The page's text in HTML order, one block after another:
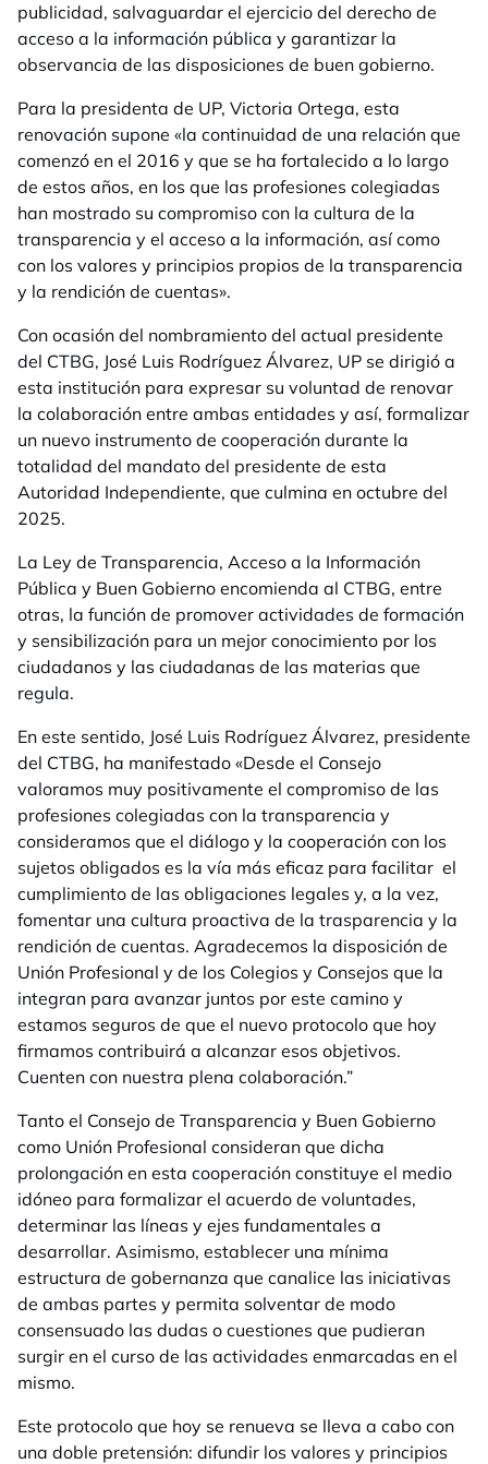
publicidad, salvaguardar el ejercicio del derecho de
acceso a la información pública y garantizar la
observancia de las disposiciones de buen gobierno.
Para la presidenta de UP, Victoria Ortega, esta
renovación supone «la continuidad de una relación que
comenzó en el 2016 y que se ha fortalecido a lo largo
de estos años, en los que las profesiones colegiadas
han mostrado su compromiso con la cultura de la
transparencia y el acceso a la información, así como
con los valores y principios propios de la transparencia
y la rendición de cuentas».
Con ocasión del nombramiento del actual presidente
del CTBG, José Luis Rodríguez Álvarez, UP se dirigió a
esta institución para expresar su voluntad de renovar
la colaboración entre ambas entidades y así, formalizar
un nuevo instrumento de cooperación durante la
totalidad del mandato del presidente de esta
Autoridad Independiente, que culmina en octubre del
2025.
La Ley de Transparencia, Acceso a la Información
Pública y Buen Gobierno encomienda al CTBG, entre
otras, la función de promover actividades de formación
y sensibilización para un mejor conocimiento por los
ciudadanos y las ciudadanas de las materias que
regula.
En este sentido, José Luis Rodríguez Álvarez, presidente
del CTBG, ha manifestado «Desde el Consejo
valoramos muy positivamente el compromiso de las
profesiones colegiadas con la transparencia y
consideramos que el diálogo y la cooperación con los
sujetos obligados es la vía más eficaz para facilitar el
cumplimiento de las obligaciones legales y, a la vez,
fomentar una cultura proactiva de la trasparencia y la
rendición de cuentas. Agradecemos la disposición de
Unión Profesional y de los Colegios y Consejos que la
integran para avanzar juntos por este camino y
estamos seguros de que el nuevo protocolo que hoy
firmamos contribuirá a alcanzar esos objetivos.
Cuenten con nuestra plena colaboración.”
Tanto el Consejo de Transparencia y Buen Gobierno
como Unión Profesional consideran que dicha
prolongación en esta cooperación constituye el medio
idóneo para formalizar el acuerdo de voluntades,
determinar las líneas y ejes fundamentales a
desarrollar. Asimismo, establecer una mínima
estructura de gobernanza que canalice las iniciativas
de ambas partes y permita solventar de modo
consensuado las dudas o cuestiones que pudieran
surgir en el curso de las actividades enmarcadas en el
mismo.
Este protocolo que hoy se renueva se lleva a cabo con
una doble pretensión: difundir los valores y principios